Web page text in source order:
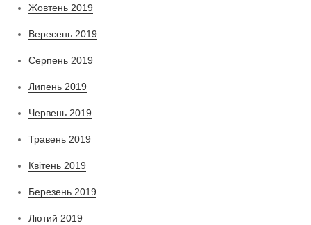
Жовтень 2019
Вересень 2019
Серпень 2019
Липень 2019
Червень 2019
Травень 2019
Квітень 2019
Березень 2019
Лютий 2019